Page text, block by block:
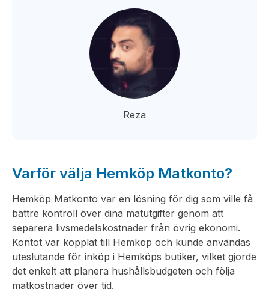
Reza
Varför välja Hemköp Matkonto?
Hemköp Matkonto var en lösning för dig som ville få
bättre kontroll över dina matutgifter genom att
separera livsmedelskostnader från övrig ekonomi.
Kontot var kopplat till Hemköp och kunde användas
uteslutande för inköp i Hemköps butiker, vilket gjorde
det enkelt att planera hushållsbudgeten och följa
matkostnader över tid.